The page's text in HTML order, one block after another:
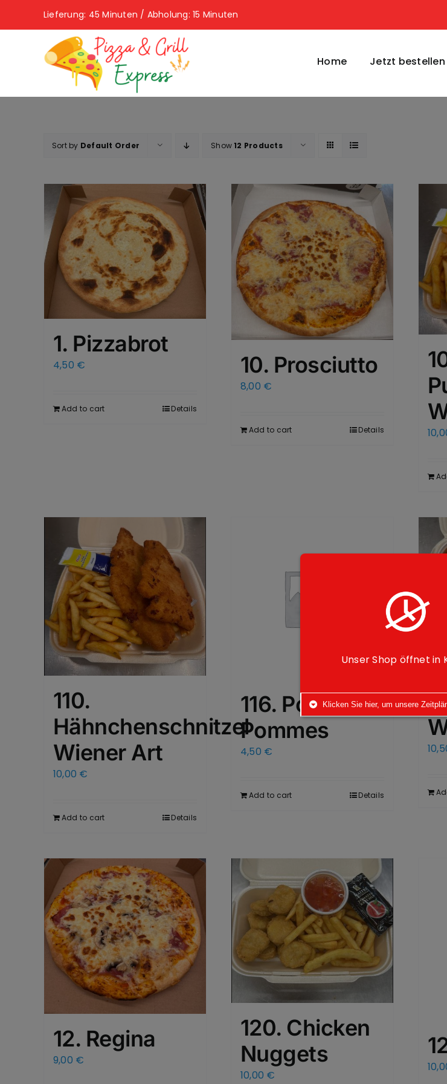
Lieferung: 45 Minuten / Abholung: 15 Minuten
Home Jetzt bestellen
Sort by Default Order Show 12 Products
1. Pizzabrot
4,50 €
Add to cart Details
10. Prosciutto
8,00 €
Add to cart Details
110.
Hähnchenschnitzel
Wiener Art
10,00 €
Add to cart Details
116. Portion
Pommes
4,50 €
Add to cart Details
12. Regina
9,00 €
120. Chicken
Nuggets
10,00 €
Unser Shop öffnet in
Klicken Sie hier, um unsere